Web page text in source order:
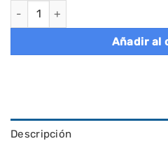
Conjunto muebles ratán jardín
Añadir al
Descripción